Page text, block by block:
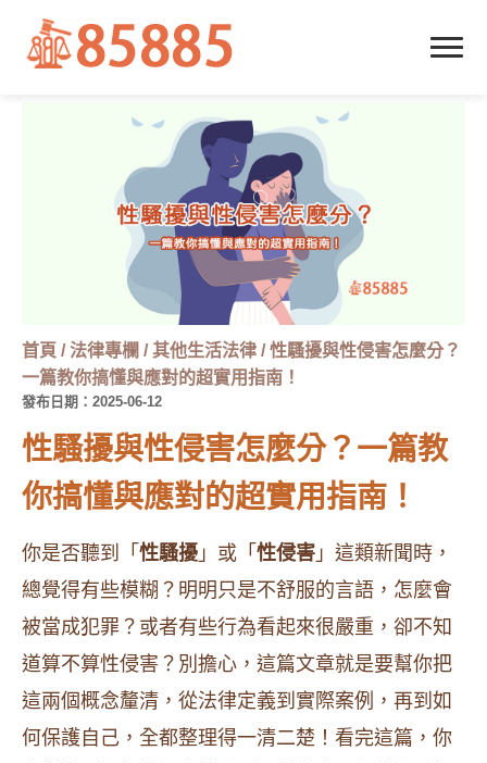
首頁 /法律專欄 / 其他生活法律 /性騷擾與性侵害怎麼分？
一篇教你搞懂與應對的超實用指南！
發布日期：2025-06-12
性騷擾與性侵害怎麼分？一篇教
你搞懂與應對的超實用指南！
你是否聽到「 性騷擾 」或「 性侵害 」這類新聞時，
總覺得有些模糊？明明只是不舒服的言語，怎麼會
被當成犯罪？或者有些行為看起來很嚴重，卻不知
道算不算性侵害？別擔心，這篇文章就是要幫你把
這兩個概念釐清，從法律定義到實際案例，再到如
何保護自己，全都整理得一清二楚！看完這篇，你